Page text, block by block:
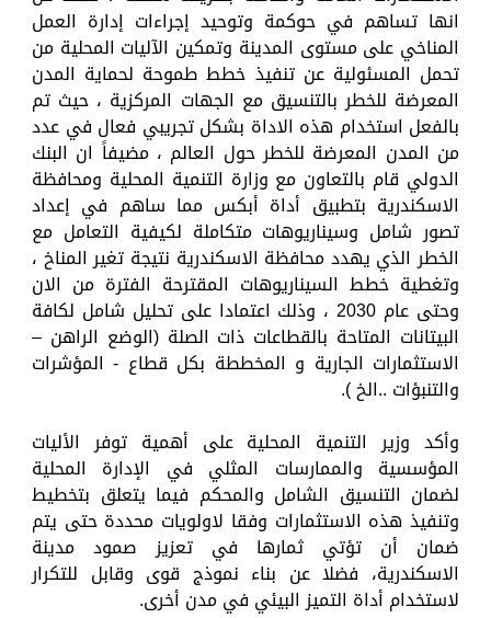
انها تساهم في حوكمة وتوحيد إجراءات إدارة العمل
المناخي على مستوى المدينة وتمكين الآليات المحلية من
تحمل المسئولية عن تنفيذ خطط طموحة لحماية المدن
المعرضة للخطر بالتنسيق مع الجهات المركزية ، حيث تم
بالفعل استخدام هذه الاداة بشكل تجريبي فعال في عدد
من المدن المعرضة للخطر حول العالم ، مضيفاً ان البنك
الدولي قام بالتعاون مع وزارة التنمية المحلية ومحافظة
الاسكندرية بتطبيق أداة أبكس مما ساهم في إعداد
تصور شامل وسيناريوهات متكاملة لكيفية التعامل مع
الخطر الذي يهدد محافظة الاسكندرية نتيجة تغير المناخ ،
وتغطية خطط السيناريوهات المقترحة الفترة من الان
وحتى عام 2030 ، وذلك اعتمادا على تحليل شامل لكافة
البيتانات المتاحة بالقطاعات ذات الصلة (الوضع الراهن –
الاستثمارات الجارية و المخططة بكل قطاع - المؤشرات
والتنبؤات ..الخ ).
وأكد وزير التنمية المحلية على أهمية توفر الأليات
المؤسسية والممارسات المثلي في الإدارة المحلية
لضمان التنسيق الشامل والمحكم فيما يتعلق بتخطيط
وتنفيذ هذه الاستثمارات وفقا لاولويات محددة حتى يتم
ضمان أن تؤتي ثمارها في تعزيز صمود مدينة
الاسكندرية، فضلا عن بناء نموذج قوى وقابل للتكرار
لاستخدام أداة التميز البيئي في مدن أخرى.